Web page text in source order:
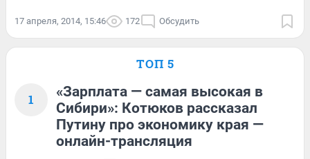
17 апреля, 2014, 15:46 172 Обсудить
ТОП 5
1
«Зарплата — самая высокая в
Сибири»: Котюков рассказал
Путину про экономику края —
онлайн-трансляция